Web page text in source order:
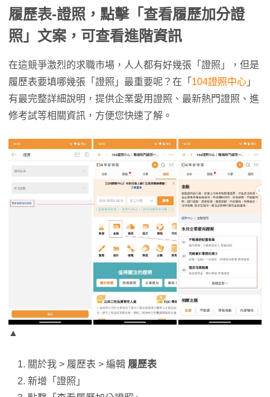
履歷表-證照，點擊「查看履歷加分證
照」文案，可查看進階資訊
在這競爭激烈的求職市場，人人都有好幾張「證照」，但是
履歷表要填哪幾張「證照」最重要呢？在「 104證照中心 」
有最完整詳細說明，提供企業愛用證照、最新熱門證照、進
修考試等相關資訊，方便您快速了解。
▲
關於我 > 履歷表 > 編輯 履歷表
新增「證照」